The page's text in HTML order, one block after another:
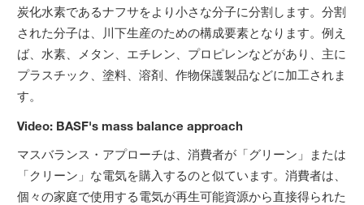
炭化水素であるナフサをより小さな分子に分割します。分割
された分子は、川下生産のための構成要素となります。例え
ば、水素、メタン、エチレン、プロピレンなどがあり、主に
プラスチック、塗料、溶剤、作物保護製品などに加工されま
す。
Video: BASF's mass balance approach
マスバランス・アプローチは、消費者が「グリーン」または
「クリーン」な電気を購入するのと似ています。消費者は、
個々の家庭で使用する電気が再生可能資源から直接得られた